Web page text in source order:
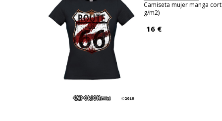
16 €
Camiseta mujer manga
g/m2)